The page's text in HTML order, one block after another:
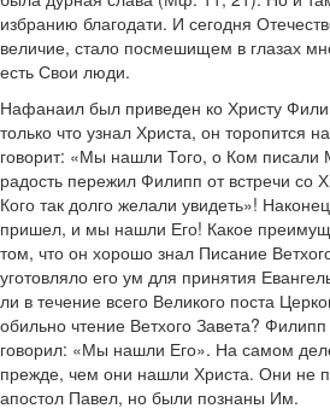
избранию благодати. И сегодня
величие, стало посмешищем в глазах
есть Свои люди.
Нафанаил был приведен ко Христу
только что узнал Христа, он торопится
говорит: «Мы нашли Того, о Ком писали
радость пережил Филипп от встречи со
Кого так долго желали увидеть»!
пришел, и мы нашли Его! Какое
том, что он хорошо знал Писание
уготовляло его ум для принятия
ли в течение всего Великого поста
обильно чтение Ветхого Завета?
говорил: «Мы нашли Его». На самом
прежде, чем они нашли Христа. Они не
апостол Павел, но были познаны Им.